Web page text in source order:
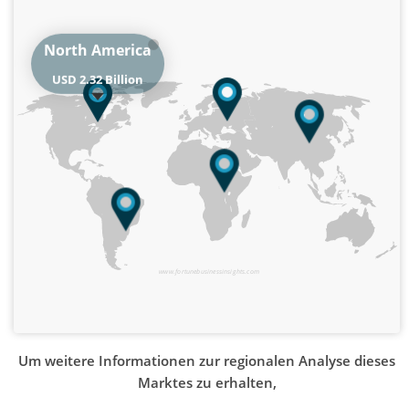
www.fortunebusinessinsights.com
North America
USD 2.32 Billion
Um weitere Informationen zur regionalen Analyse dieses
Marktes zu erhalten,